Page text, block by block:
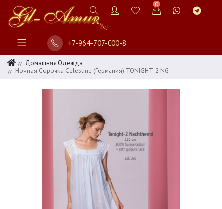
0
+7-964-707-000-8
Домашняя Одежда
Ночная Сорочка Celestine (Германия) TONIGHT-2 NG